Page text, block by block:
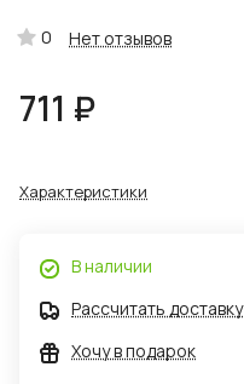
0 Нет отзывов
711 ₽
Характеристики
В наличии
Рассчитать доставку
Хочу в подарок